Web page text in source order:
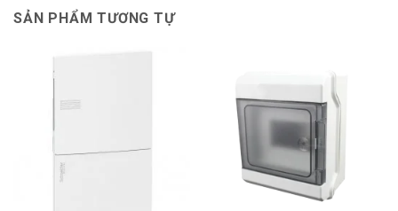
SẢN PHẨM TƯƠNG TỰ